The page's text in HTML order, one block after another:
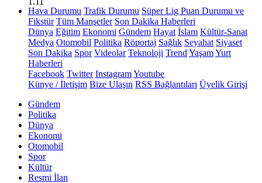
Hava Durumu Trafik Durumu Süper Lig Puan Durumu ve
Fikstür Tüm Manşetler Son Dakika Haberleri
Dünya Eğitim Ekonomi Gündem Hayat İslam Kültür-Sanat
Medya Otomobil Politika Röportaj Sağlık Seyahat Siyaset
Son Dakika Spor Videolar Teknoloji Trend YaşamYurt
Haberleri
Facebook Twitter InstagramYoutube
Künye / İletişim Bize Ulaşın RSS Bağlantıları Üyelik Girişi
Gündem
Politika
Dünya
Ekonomi
Otomobil
Spor
Kültür
Resmi İlan